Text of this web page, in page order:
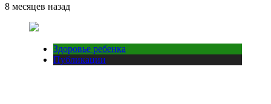
8 месяцев назад
Здоровье ребенка
Публикации